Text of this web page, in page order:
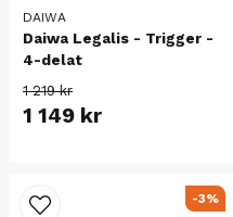
DAIWA
Daiwa Legalis - Trigger -
4-delat
1 219 kr
1 149 kr
-3%